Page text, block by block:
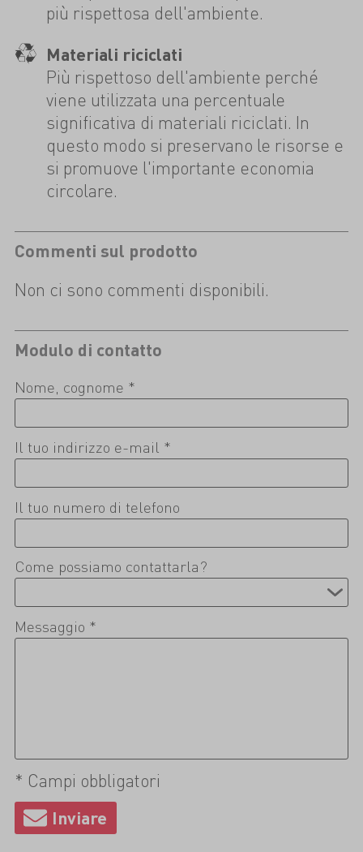
più rispettosa dell'ambiente.
Materiali riciclati
Più rispettoso dell'ambiente perché
viene utilizzata una percentuale
significativa di materiali riciclati. In
questo modo si preservano le risorse e
si promuove l'importante economia
circolare.
Commenti sul prodotto
Non ci sono commenti disponibili.
Modulo di contatto
Nome, cognome *
Il tuo indirizzo e-mail *
Il tuo numero di telefono
Come possiamo contattarla?
Messaggio *
* Campi obbligatori